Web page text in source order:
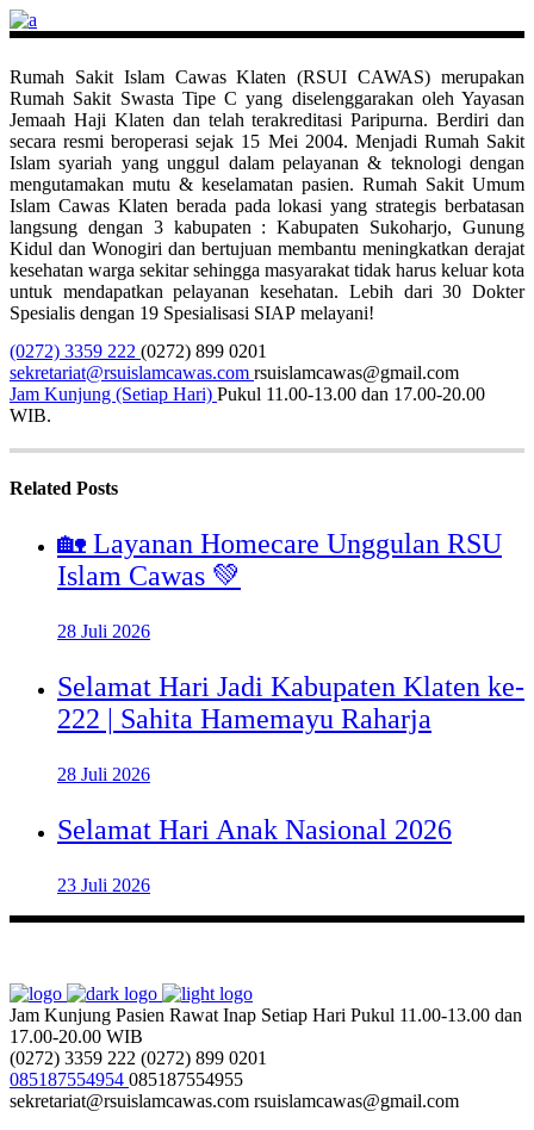
Rumah Sakit Islam Cawas Klaten (RSUI CAWAS) merupakan
Rumah Sakit Swasta Tipe C yang diselenggarakan oleh Yayasan
Jemaah Haji Klaten dan telah terakreditasi Paripurna. Berdiri dan
secara resmi beroperasi sejak 15 Mei 2004. Menjadi Rumah Sakit
Islam syariah yang unggul dalam pelayanan & teknologi dengan
mengutamakan mutu & keselamatan pasien. Rumah Sakit Umum
Islam Cawas Klaten berada pada lokasi yang strategis berbatasan
langsung dengan 3 kabupaten : Kabupaten Sukoharjo, Gunung
Kidul dan Wonogiri dan bertujuan membantu meningkatkan derajat
kesehatan warga sekitar sehingga masyarakat tidak harus keluar kota
untuk mendapatkan pelayanan kesehatan. Lebih dari 30 Dokter
Spesialis dengan 19 Spesialisasi SIAP melayani!
(0272) 3359 222 (0272) 899 0201
sekretariat@rsuislamcawas.com rsuislamcawas@gmail.com
Jam Kunjung (Setiap Hari) Pukul 11.00-13.00 dan 17.00-20.00
WIB.
Related Posts
🏡 Layanan Homecare Unggulan RSU
Islam Cawas 💚
28 Juli 2026
Selamat Hari Jadi Kabupaten Klaten ke-
222 | Sahita Hamemayu Raharja
28 Juli 2026
Selamat Hari Anak Nasional 2026
23 Juli 2026
Jam Kunjung Pasien Rawat Inap Setiap Hari Pukul 11.00-13.00 dan
17.00-20.00 WIB
(0272) 3359 222 (0272) 899 0201
085187554954 085187554955
sekretariat@rsuislamcawas.com rsuislamcawas@gmail.com